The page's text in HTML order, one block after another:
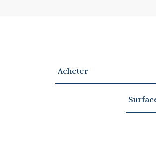
RECHERCHE
d'offre
Acheter
min
-